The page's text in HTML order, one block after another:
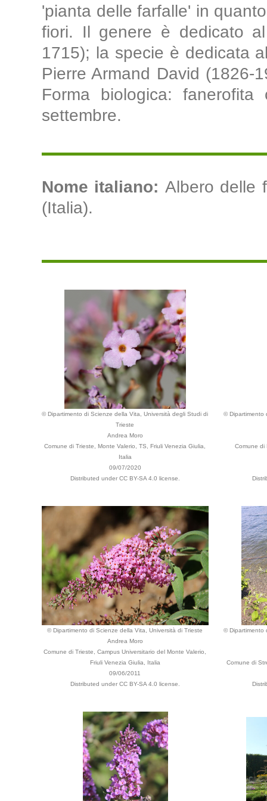
'pianta delle farfalle' in
fiori. Il genere è dedicato
1715); la specie è dedicata
Pierre Armand David (1826-
Forma biologica:
settembre.
Nome italiano: Albero delle
(Italia).
© Dipartimento di Scienze della Vita, Università degli Studi di
Trieste
Andrea Moro
Comune di Trieste, Monte Valerio, TS, Friuli Venezia Giulia,
Italia
09/07/2020
Distributed under CC BY-SA 4.0 license.
© Dipartimento
Comune di
© Dipartimento di Scienze della Vita, Università di Trieste
Andrea Moro
Comune di Trieste, Campus Universitario del Monte Valerio,
Friuli Venezia Giulia, Italia
09/06/2011
Distributed under CC BY-SA 4.0 license.
© Dipartimento
Comune di